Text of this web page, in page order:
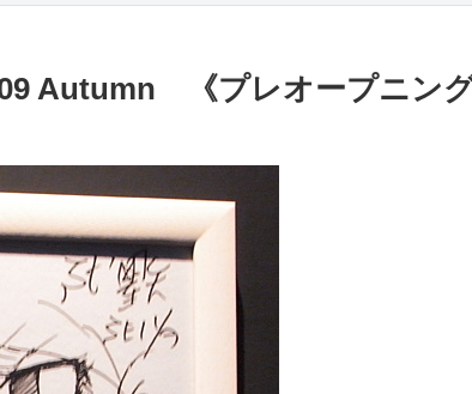
Autumn 《プレオープニン